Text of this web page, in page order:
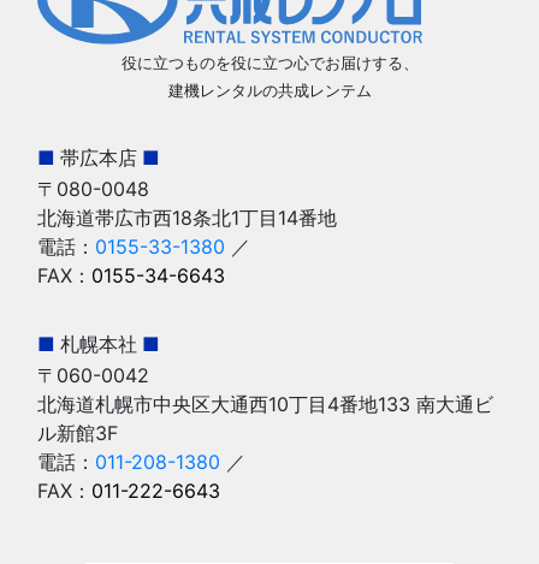
役に立つものを役に立つ心でお届けする、
建機レンタルの共成レンテム
■ 帯広本店 ■
〒080-0048
北海道帯広市西18条北1丁目14番地
電話： 0155-33-1380 ／
FAX： 0155-34-6643
■ 札幌本社 ■
〒060-0042
北海道札幌市中央区大通西10丁目4番地133 南大通ビ
ル新館3F
電話： 011-208-1380 ／
FAX： 011-222-6643